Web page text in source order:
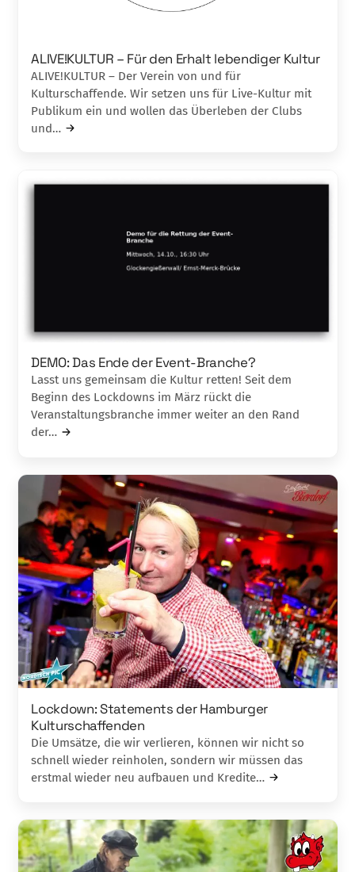
ALIVE!KULTUR – Für den Erhalt lebendiger Kultur
ALIVE!KULTUR – Der Verein von und für
Kulturschaffende. Wir setzen uns für Live-Kultur mit
Publikum ein und wollen das Überleben der Clubs
und…
DEMO: Das Ende der Event-Branche?
Lasst uns gemeinsam die Kultur retten! Seit dem
Beginn des Lockdowns im März rückt die
Veranstaltungsbranche immer weiter an den Rand
der…
Lockdown: Statements der Hamburger
Kulturschaffenden
Die Umsätze, die wir verlieren, können wir nicht so
schnell wieder reinholen, sondern wir müssen das
erstmal wieder neu aufbauen und Kredite…